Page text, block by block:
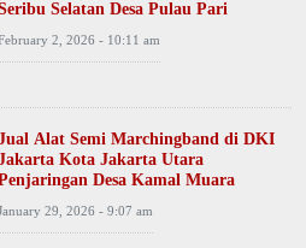
Selatan Desa Pulau Pari
2, 2026 - 10:11 am
Alat Semi Marchingband di DKI
Kota Jakarta Utara
Desa Kamal Muara
29, 2026 - 9:07 am